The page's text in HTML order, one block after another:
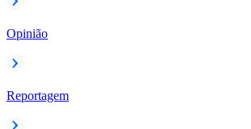
Opinião
Reportagem